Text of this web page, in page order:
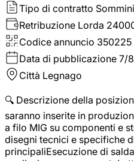
Tipo di contratto
Retribuzione Lorda
Codice annuncio 350225
Data di pubblicazione 7/
Città Legnago
🔍 Descrizione della
saranno inserite in
a filo MIG su componenti e
disegni tecnici e specifiche
principaliEsecuzione di